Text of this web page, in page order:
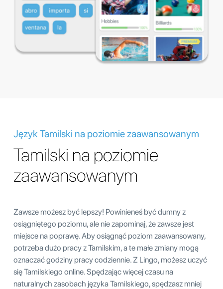
Język Tamilski na poziomie zaawansowanym
Tamilski na poziomie
zaawansowanym
Zawsze możesz być lepszy! Powinieneś być dumny z
osiągniętego poziomu, ale nie zapominaj, że zawsze jest
miejsce na poprawę. Aby osiągnąć poziom zaawansowany,
potrzeba dużo pracy z Tamilskim, a te małe zmiany mogą
oznaczać godziny pracy codziennie. Z Lingo, możesz uczyć
się Tamilskiego online. Spędzając więcej czasu na
naturalnych zasobach języka Tamilskiego, spędzasz mniej